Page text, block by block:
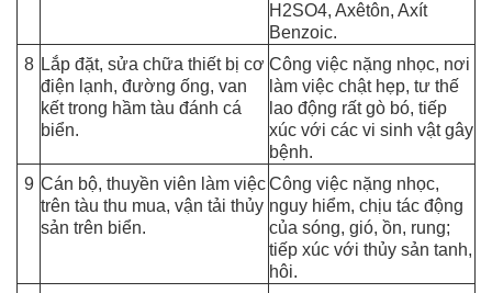
H 2SO4, Axêtôn, Axít
Benzoic.
8 Lắp đặt, sửa chữa thiết bị cơ
điện lạnh, đường ống, van
kết trong hầm tàu đánh cá
biển.
Công việc nặng nhọc, nơi
làm việc chật hẹp, tư thế
lao động rất gò bó, tiếp
xúc với các vi sinh vật gây
bệnh.
9 Cán bộ, thuyền viên làm việc
trên tàu thu mua, vận tải thủy
sản trên biển.
Công việc nặng nhọc,
nguy hiểm, chịu tác động
của sóng, gió, ồn, rung;
tiếp xúc với thủy sản tanh,
hôi.